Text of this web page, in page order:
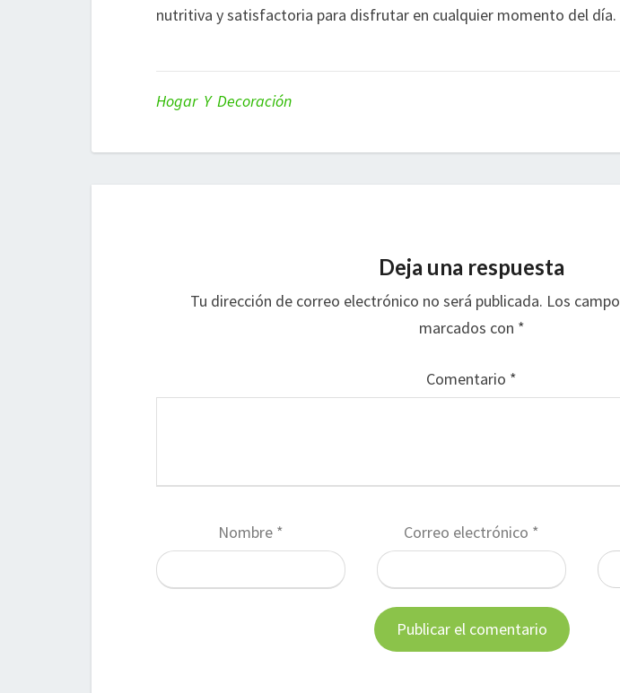
nutritiva y satisfactoria para disfrutar en cualquier momento del día.
Hogar Y Decoración
Deja una respuesta
Tu dirección de correo electrónico no será publicada. Los
marcados con *
Comentario *
Nombre * Correo electrónico *